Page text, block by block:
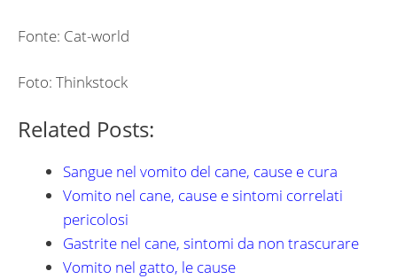
Fonte: Cat-world
Foto: Thinkstock
Related Posts:
Sangue nel vomito del cane, cause e cura
Vomito nel cane, cause e sintomi correlati
pericolosi
Gastrite nel cane, sintomi da non trascurare
Vomito nel gatto, le cause